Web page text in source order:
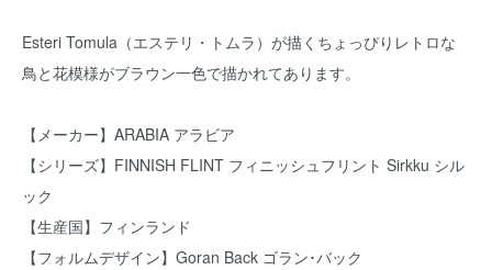
Esteri Tomula（エステリ・トムラ）が描くちょっぴりレトロな
鳥と花模様がブラウン一色で描かれてあります。
【メーカー】ARABIA アラビア
【シリーズ】FINNISH FLINT フィニッシュフリント Sirkku シル
ック
【生産国】フィンランド
【フォルムデザイン】Goran Back ゴラン･バック